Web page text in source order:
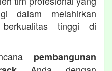
dalam melahirkan
tinggi di
pembangunan